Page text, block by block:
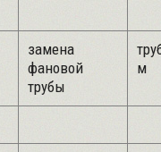
замена
фановой
трубы
м